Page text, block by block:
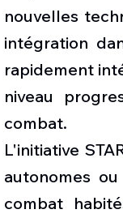
nouvelles
intégration
rapidement
niveau
combat.
L'initiative
autonomes
combat